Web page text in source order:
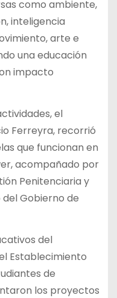
como ambiente,
inteligencia
arte e
una educación
impacto
el
Ferreyra, recorrió
que funcionan en
acompañado por
Penitenciaria y
Gobierno de
del
Establecimiento
de
los proyectos